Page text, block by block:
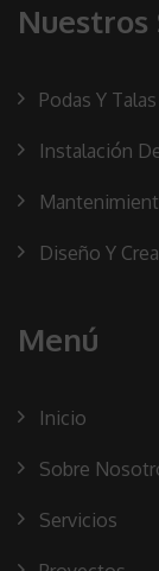
Nuestros
Podas Y Talas
Instalación
Diseño Y
Menú
Inicio
Sobre
Servicios